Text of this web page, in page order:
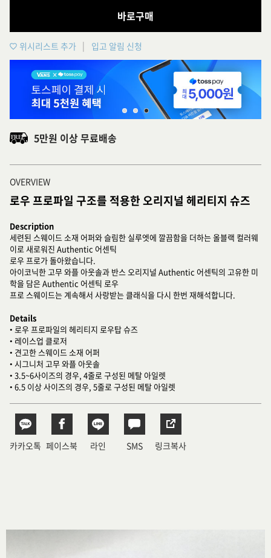
바로구매
위시리스트 추가 입고 알림 신청
5만원 이상 무료배송
OVERVIEW
로우 프로파일 구조를 적용한 오리지널 헤리티지 슈즈
Description
세련된 스웨이드 소재 어퍼와 슬림한 실루엣에 깔끔함을 더하는 올블랙 컬러웨
이로 새로워진 Authentic 어센틱
로우 프로가 돌아왔습니다.
아이코닉한 고무 와플 아웃솔과 반스 오리지널 Authentic 어센틱의 고유한 미
학을 담은 Authentic 어센틱 로우
프로 스웨이드는 계속해서 사랑받는 클래식을 다시 한번 재해석합니다.
Details
• 로우 프로파일의 헤리티지 로우탑 슈즈
• 레이스업 클로저
• 견고한 스웨이드 소재 어퍼
• 시그니처 고무 와플 아웃솔
• 3.5~6사이즈의 경우, 4줄로 구성된 메탈 아일렛
• 6.5 이상 사이즈의 경우, 5줄로 구성된 메탈 아일렛
카카오톡 페이스북 라인 SMS 링크복사